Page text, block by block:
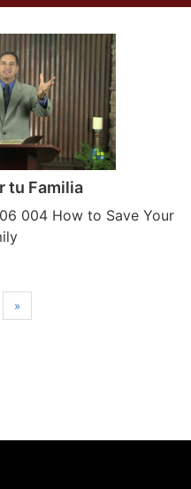
tu Familia
004 How to Save Your
»